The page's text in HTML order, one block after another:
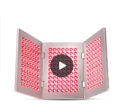
nua-aimseartha gan uaim
isteach in aon spás.